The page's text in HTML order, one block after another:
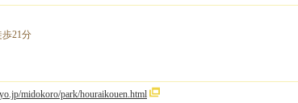
21分
midokoro/park/houraikouen.html